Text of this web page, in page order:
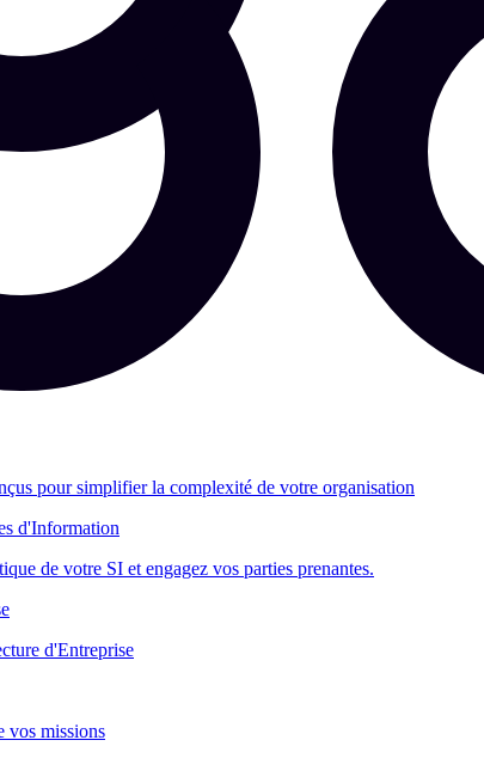
pour simplifier la complexité de votre organisation
d'Information
de votre SI et engagez vos parties prenantes.
d'Entreprise
vos missions